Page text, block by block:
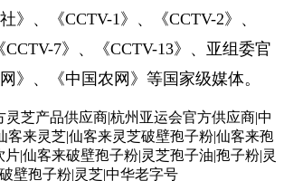
》、《CCTV-1》、《CCTV-2》、
CCTV-7》、《CCTV-13》、亚组委官
》、《中国农网》等国家级媒体。